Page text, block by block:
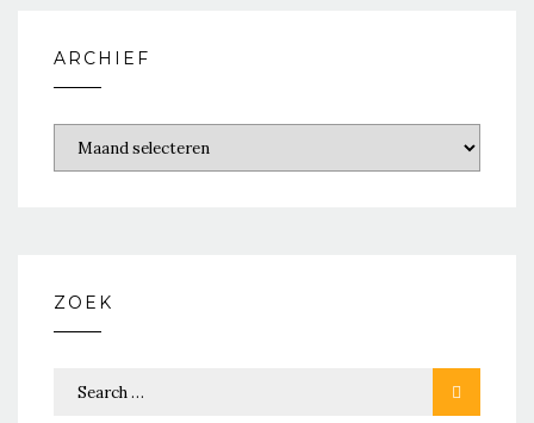
ARCHIEF
ZOEK